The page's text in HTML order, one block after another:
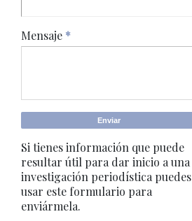
Mensaje *
Si tienes información que puede
resultar útil para dar inicio a una
investigación periodística puedes
usar este formulario para
enviármela.